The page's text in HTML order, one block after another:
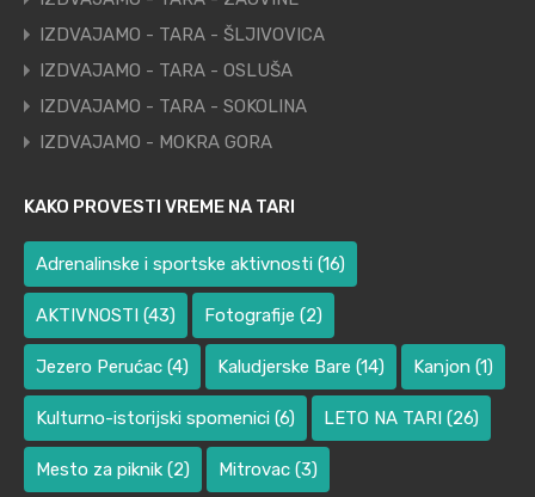
IZDVAJAMO - TARA - ŠLJIVOVICA
IZDVAJAMO - TARA - OSLUŠA
IZDVAJAMO - TARA - SOKOLINA
IZDVAJAMO - MOKRA GORA
KAKO PROVESTI VREME NA TARI
Adrenalinske i sportske aktivnosti (16)
AKTIVNOSTI (43) Fotografije (2)
Jezero Perućac (4) Kaludjerske Bare (14) Kanjon (1)
Kulturno-istorijski spomenici (6) LETO NA TARI (26)
Mesto za piknik (2) Mitrovac (3)